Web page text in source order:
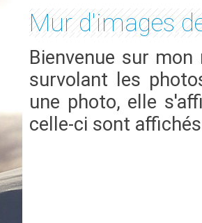
Mur d'images
Bienvenue sur
survolant les
une photo, elle
celle-ci sont